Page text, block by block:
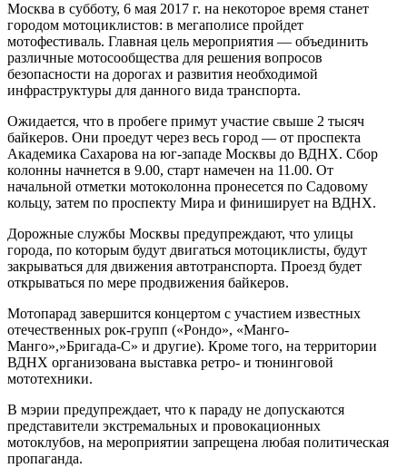
Москва в субботу, 6 мая 2017 г. на некоторое время станет
городом мотоциклистов: в мегаполисе пройдет
мотофестиваль. Главная цель мероприятия — объединить
различные мотосообщества для решения вопросов
безопасности на дорогах и развития необходимой
инфраструктуры для данного вида транспорта.
Ожидается, что в пробеге примут участие свыше 2 тысяч
байкеров. Они проедут через весь город — от проспекта
Академика Сахарова на юг-западе Москвы до ВДНХ. Сбор
колонны начнется в 9.00, старт намечен на 11.00. От
начальной отметки мотоколонна пронесется по Садовому
кольцу, затем по проспекту Мира и финиширует на ВДНХ.
Дорожные службы Москвы предупреждают, что улицы
города, по которым будут двигаться мотоциклисты, будут
закрываться для движения автотранспорта. Проезд будет
открываться по мере продвижения байкеров.
Мотопарад завершится концертом с участием известных
отечественных рок-групп («Рондо», «Манго-
Манго»,»Бригада-С» и другие). Кроме того, на территории
ВДНХ организована выставка ретро- и тюнинговой
мототехники.
В мэрии предупреждает, что к параду не допускаются
представители экстремальных и провокационных
мотоклубов, на мероприятии запрещена любая политическая
пропаганда.